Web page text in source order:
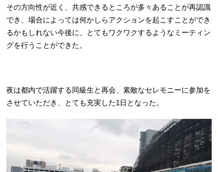
その方向性が近く、共感できるところが多々あることが再認識
でき、場合によっては何かしらアクションを起こすことができ
るかもしれない今後に、とてもワクワクするようなミーティン
グを行うことができた。
夜は都内で活躍する同級生と再会、素敵なセレモニーに参加を
させていただき、とても充実した1日となった。